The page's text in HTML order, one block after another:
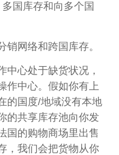
国库存和向多个国
销网络和跨国库存。
中心处于缺货状况，
作中心。假如你有上
的国度/地域没有本地
的共享库存池向你发
国的购物商场里出售
，我们会把货物从你